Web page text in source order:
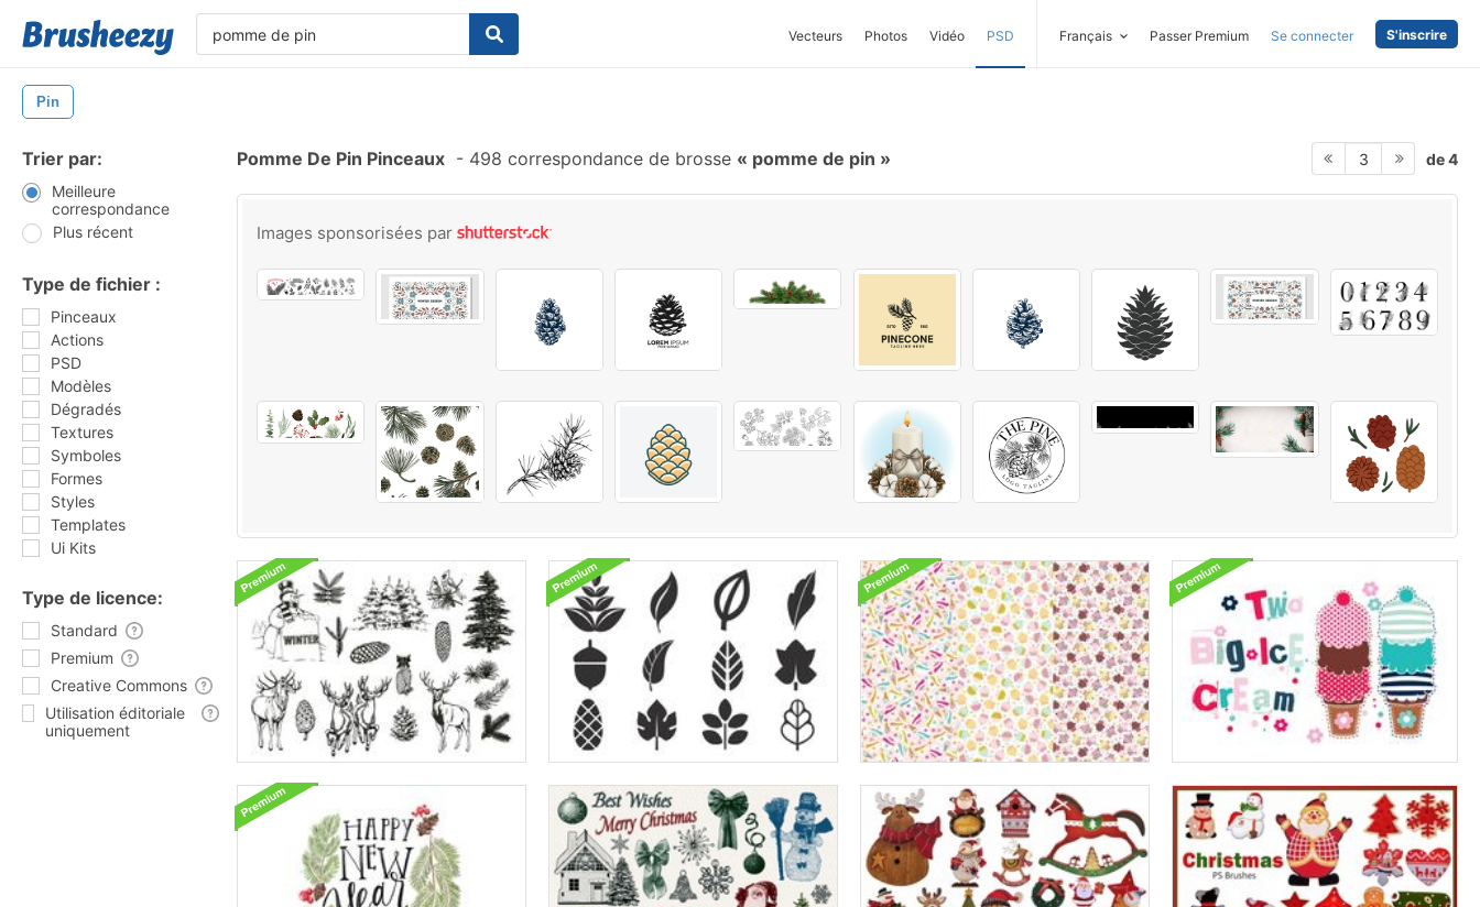
Vecteurs Photos Vidéo PSD Français Passer Premium Se connecter S'inscrire
Pin
Trier par:
Meilleure
correspondance
Plus récent
Type de fichier :
Pinceaux
Actions
PSD
Modèles
Dégradés
Textures
Symboles
Formes
Styles
Templates
Ui Kits
Type de licence:
Standard
Premium
Creative Commons
Utilisation éditoriale
uniquement
Pomme De Pin Pinceaux - 498 correspondance de brosse pomme de pin 3 de 4
Images sponsorisées par